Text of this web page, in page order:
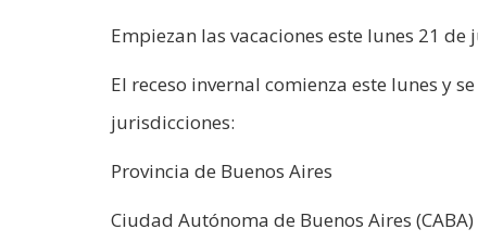
Empiezan las vacaciones este lunes 21 de
El receso invernal comienza este lunes y
jurisdicciones:
Provincia de Buenos Aires
Ciudad Autónoma de Buenos Aires (CABA)